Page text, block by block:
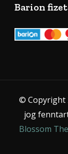
Barion
© Copyright
jog
Blossom